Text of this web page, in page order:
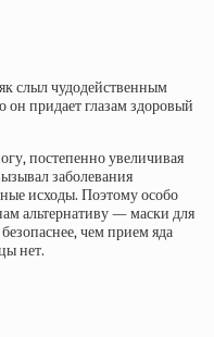
слыл чудодейственным
он придает глазам здоровый
постепенно увеличивая
заболевания
исходы. Поэтому особо
альтернативу — маски для
чем прием яда
нет.